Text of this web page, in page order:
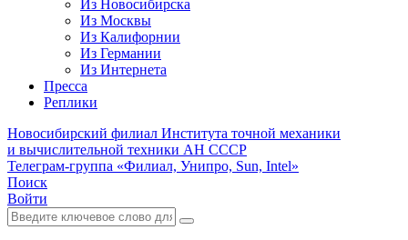
Из Новосибирска
Из Москвы
Из Калифорнии
Из Германии
Из Интернета
Пресса
Реплики
Новосибирский филиал Института точной механики
и вычислительной техники АН СССР
Телеграм-группа «Филиал, Унипро, Sun, Intel»
Поиск
Войти